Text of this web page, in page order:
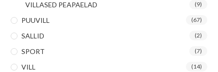
VILLASED PEAPAELAD (9)
PUUVILL (67)
SALLID (2)
SPORT (7)
VILL (14)